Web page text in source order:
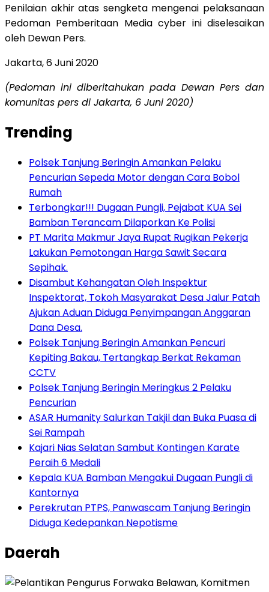
Penilaian akhir atas sengketa mengenai pelaksanaan
Pedoman Pemberitaan Media cyber ini diselesaikan
oleh Dewan Pers.
Jakarta, 6 Juni 2020
(Pedoman ini diberitahukan pada Dewan Pers dan
komunitas pers di Jakarta, 6 Juni 2020)
Trending
Polsek Tanjung Beringin Amankan Pelaku
Pencurian Sepeda Motor dengan Cara Bobol
Rumah
Terbongkar!!! Dugaan Pungli, Pejabat KUA Sei
Bamban Terancam Dilaporkan Ke Polisi
PT Marita Makmur Jaya Rupat Rugikan Pekerja
Lakukan Pemotongan Harga Sawit Secara
Sepihak.
Disambut Kehangatan Oleh Inspektur
Inspektorat, Tokoh Masyarakat Desa Jalur Patah
Ajukan Aduan Diduga Penyimpangan Anggaran
Dana Desa.
Polsek Tanjung Beringin Amankan Pencuri
Kepiting Bakau, Tertangkap Berkat Rekaman
CCTV
Polsek Tanjung Beringin Meringkus 2 Pelaku
Pencurian
ASAR Humanity Salurkan Takjil dan Buka Puasa di
Sei Rampah
Kajari Nias Selatan Sambut Kontingen Karate
Peraih 6 Medali
Kepala KUA Bamban Mengakui Dugaan Pungli di
Kantornya
Perekrutan PTPS, Panwascam Tanjung Beringin
Diduga Kedepankan Nepotisme
Daerah